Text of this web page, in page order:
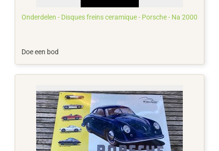
Onderdelen - Disques freins ceramique - Porsche - Na 2000
Doe een bod